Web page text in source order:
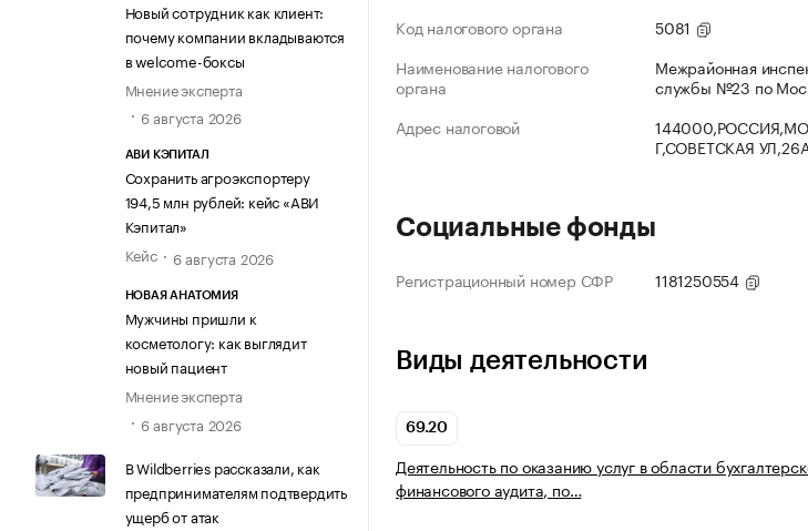
Новый сотрудник как клиент:
почему компании вкладываются
в welcome-боксы
Мнение эксперта
6 августа 2026
АВИ КЭПИТАЛ
Сохранить агроэкспортеру
194,5 млн рублей: кейс «АВИ
Кэпитал»
Кейс
6 августа 2026
НОВАЯ АНАТОМИЯ
Мужчины пришли к
косметологу: как выглядит
новый пациент
Мнение эксперта
6 августа 2026
В Wildberries рассказали, как
предпринимателям подтвердить
ущерб от атак
Код налогового органа
5081
Наименование налогового
органа
Межрайонная
службы №23 по
Адрес налоговой
Г,СОВЕТСКАЯ
Социальные фонды
Регистрационный номер СФР 1181250554
Виды деятельности
69.20
Деятельность по оказанию услуг в области
финансового аудита, по…